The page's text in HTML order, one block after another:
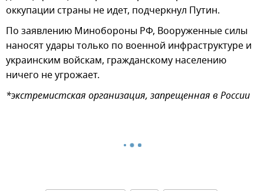
оккупации страны не идет, подчеркнул Путин.
По заявлению Минобороны РФ, Вооруженные силы
наносят удары только по военной инфраструктуре и
украинским войскам, гражданскому населению
ничего не угрожает.
*экстремистская организация, запрещенная в России